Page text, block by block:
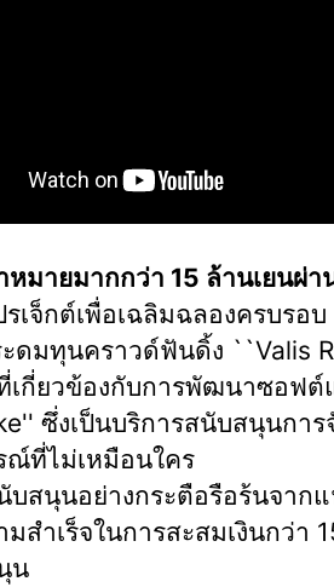
หมายมากกว่า 15 ล้านเยนผ่
รเจ็กต์เพื่อเฉลิมฉลองครบรอ
ะดมทุนคราวด์ฟันดิ้ง ``Valis
เกี่ยวข้องกับการพัฒนาซอฟต์
ซึ่งเป็นบริการสนับสนุนกา
ณ์ที่ไม่เหมือนใคร
บสนุนอย่างกระตือรือร้นจาก
สำเร็จในการสะสมเงินกว่า
น